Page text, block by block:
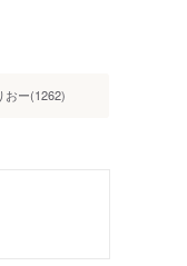
おー(1262)